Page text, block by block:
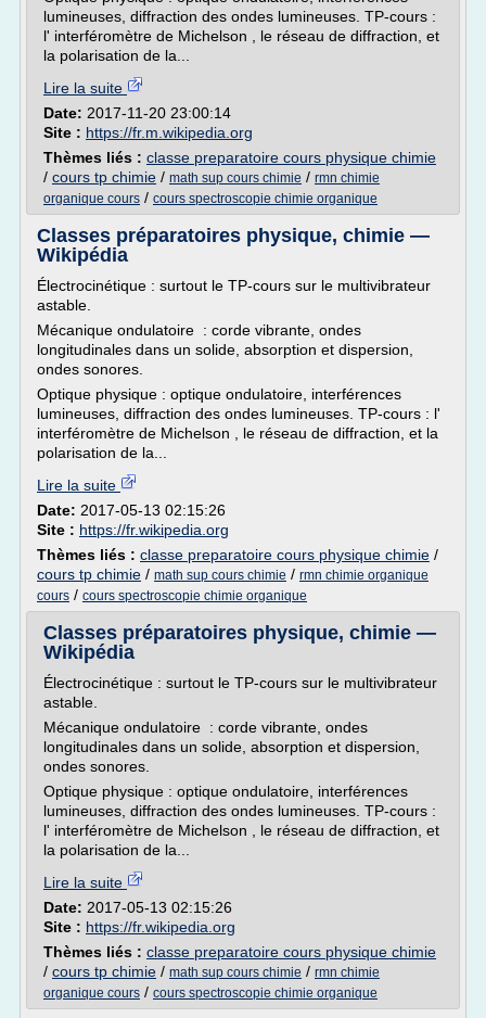
lumineuses, diffraction des ondes lumineuses. TP-cours :
l' interféromètre de Michelson , le réseau de diffraction, et
la polarisation de la...
Lire la suite
Date: 2017-11-20 23:00:14
Site : https://fr.m.wikipedia.org
Thèmes liés : classe preparatoire cours physique chimie
/ cours tp chimie / math sup cours chimie / rmn chimie
organique cours / cours spectroscopie chimie organique
Classes préparatoires physique, chimie —
Wikipédia
Électrocinétique : surtout le TP-cours sur le multivibrateur
astable.
Mécanique ondulatoire : corde vibrante, ondes
longitudinales dans un solide, absorption et dispersion,
ondes sonores.
Optique physique : optique ondulatoire, interférences
lumineuses, diffraction des ondes lumineuses. TP-cours : l'
interféromètre de Michelson , le réseau de diffraction, et la
polarisation de la...
Lire la suite
Date: 2017-05-13 02:15:26
Site : https://fr.wikipedia.org
Thèmes liés : classe preparatoire cours physique chimie /
cours tp chimie / math sup cours chimie / rmn chimie organique
cours / cours spectroscopie chimie organique
Classes préparatoires physique, chimie —
Wikipédia
Électrocinétique : surtout le TP-cours sur le multivibrateur
astable.
Mécanique ondulatoire : corde vibrante, ondes
longitudinales dans un solide, absorption et dispersion,
ondes sonores.
Optique physique : optique ondulatoire, interférences
lumineuses, diffraction des ondes lumineuses. TP-cours :
l' interféromètre de Michelson , le réseau de diffraction, et
la polarisation de la...
Lire la suite
Date: 2017-05-13 02:15:26
Site : https://fr.wikipedia.org
Thèmes liés : classe preparatoire cours physique chimie
/ cours tp chimie / math sup cours chimie / rmn chimie
organique cours / cours spectroscopie chimie organique